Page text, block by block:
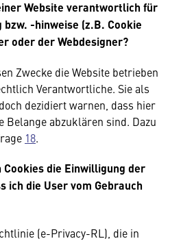
Website verantwortlich für
-hinweise (z.B. Cookie
oder der Webdesigner?
Zwecke die Website betrieben
Verantwortliche. Sie als
dezidiert warnen, dass hier
abzuklären sind. Dazu
18.
die Einwilligung der
ich die User vom Gebrauch
(e-Privacy-RL), die in